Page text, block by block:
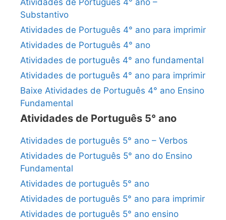
Atividades de Português 4° ano –
Substantivo
Atividades de Português 4° ano para imprimir
Atividades de Português 4° ano
Atividades de português 4° ano fundamental
Atividades de português 4° ano para imprimir
Baixe Atividades de Português 4° ano Ensino
Fundamental
Atividades de Português 5° ano
Atividades de português 5° ano – Verbos
Atividades de Português 5° ano do Ensino
Fundamental
Atividades de português 5° ano
Atividades de português 5° ano para imprimir
Atividades de português 5° ano ensino